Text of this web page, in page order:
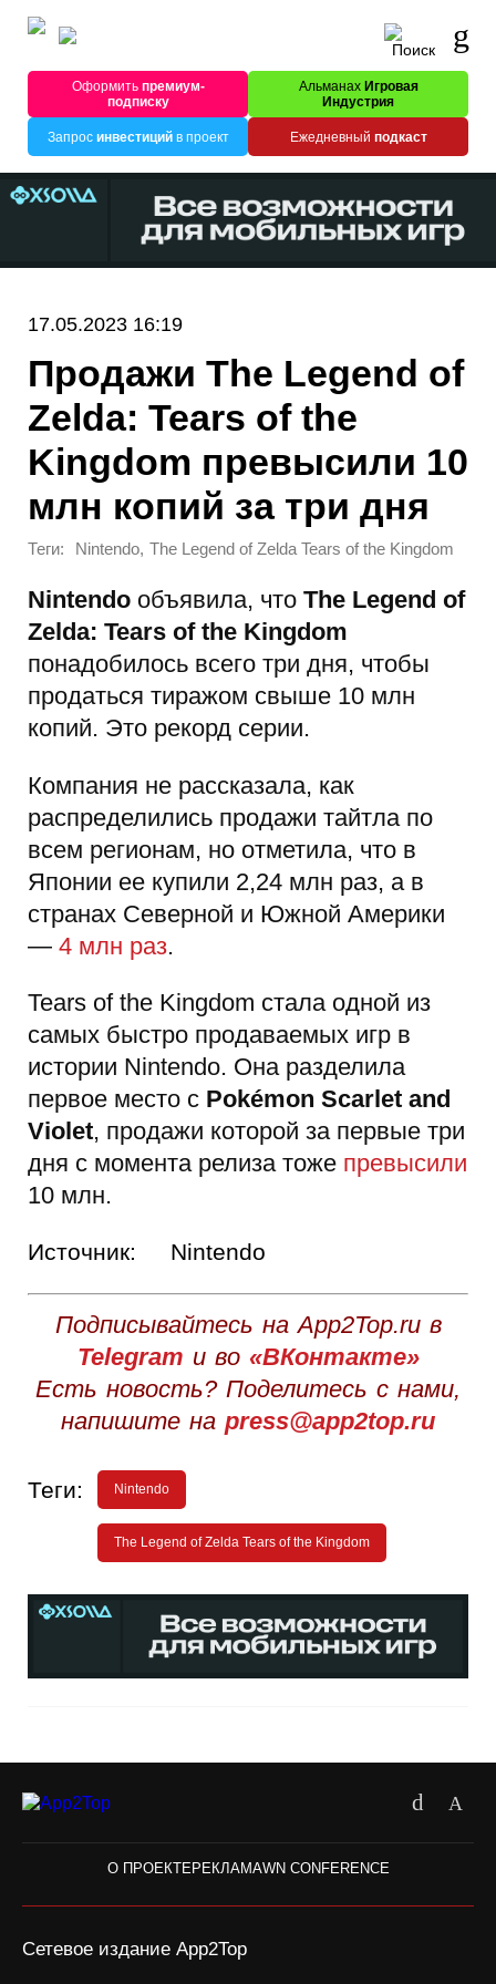
Оформитьпремиум-
подписку
Альманах Игровая
Индустрия
Запрос инвестицийв проект Ежедневный подкаст
17.05.2023 16:19
Продажи The Legend of
Zelda: Tears of the
Kingdom превысили 10
млн копий за три дня
Теги: Nintendo, The Legend of Zelda Tears of the Kingdom
Nintendo объявила, что The Legend of
Zelda: Tears of the Kingdom
понадобилось всего три дня, чтобы
продаться тиражом свыше 10 млн
копий. Это рекорд серии.
Компания не рассказала, как
распределились продажи тайтла по
всем регионам, но отметила, что в
Японии ее купили 2,24 млн раз, а в
странах Северной и Южной Америки
— 4 млн раз.
Tears of the Kingdom стала одной из
самых быстро продаваемых игр в
истории Nintendo. Она разделила
первое место с Pokémon Scarlet and
Violet, продажи которой за первые три
дня с момента релиза тоже превысили
10 млн.
Источник: Nintendo
Подписывайтесь на App2Top.ru в
Telegram и во «ВКонтакте»
Есть новость? Поделитесь с нами,
напишите на press@app2top.ru
Теги: Nintendo
The Legend of Zelda Tears of the Kingdom
О ПРОЕКТЕРЕКЛАМАWN CONFERENCE
Сетевое издание App2Top